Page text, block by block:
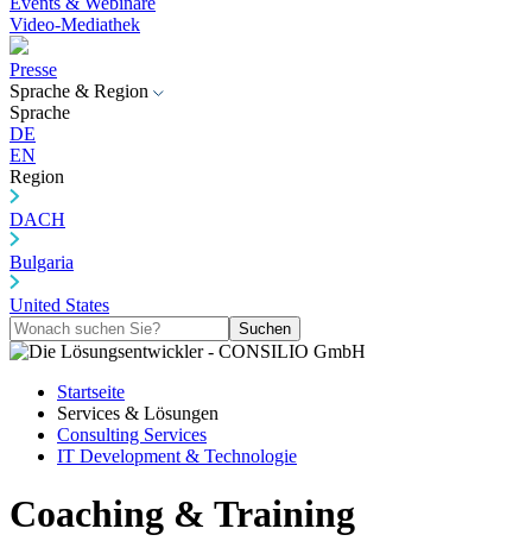
Video-Mediathek
Presse
Sprache & Region
Sprache
DE
EN
Region
DACH
Bulgaria
United States
Suchen
Startseite
Services & Lösungen
Consulting Services
IT Development & Technologie
Coaching & Training